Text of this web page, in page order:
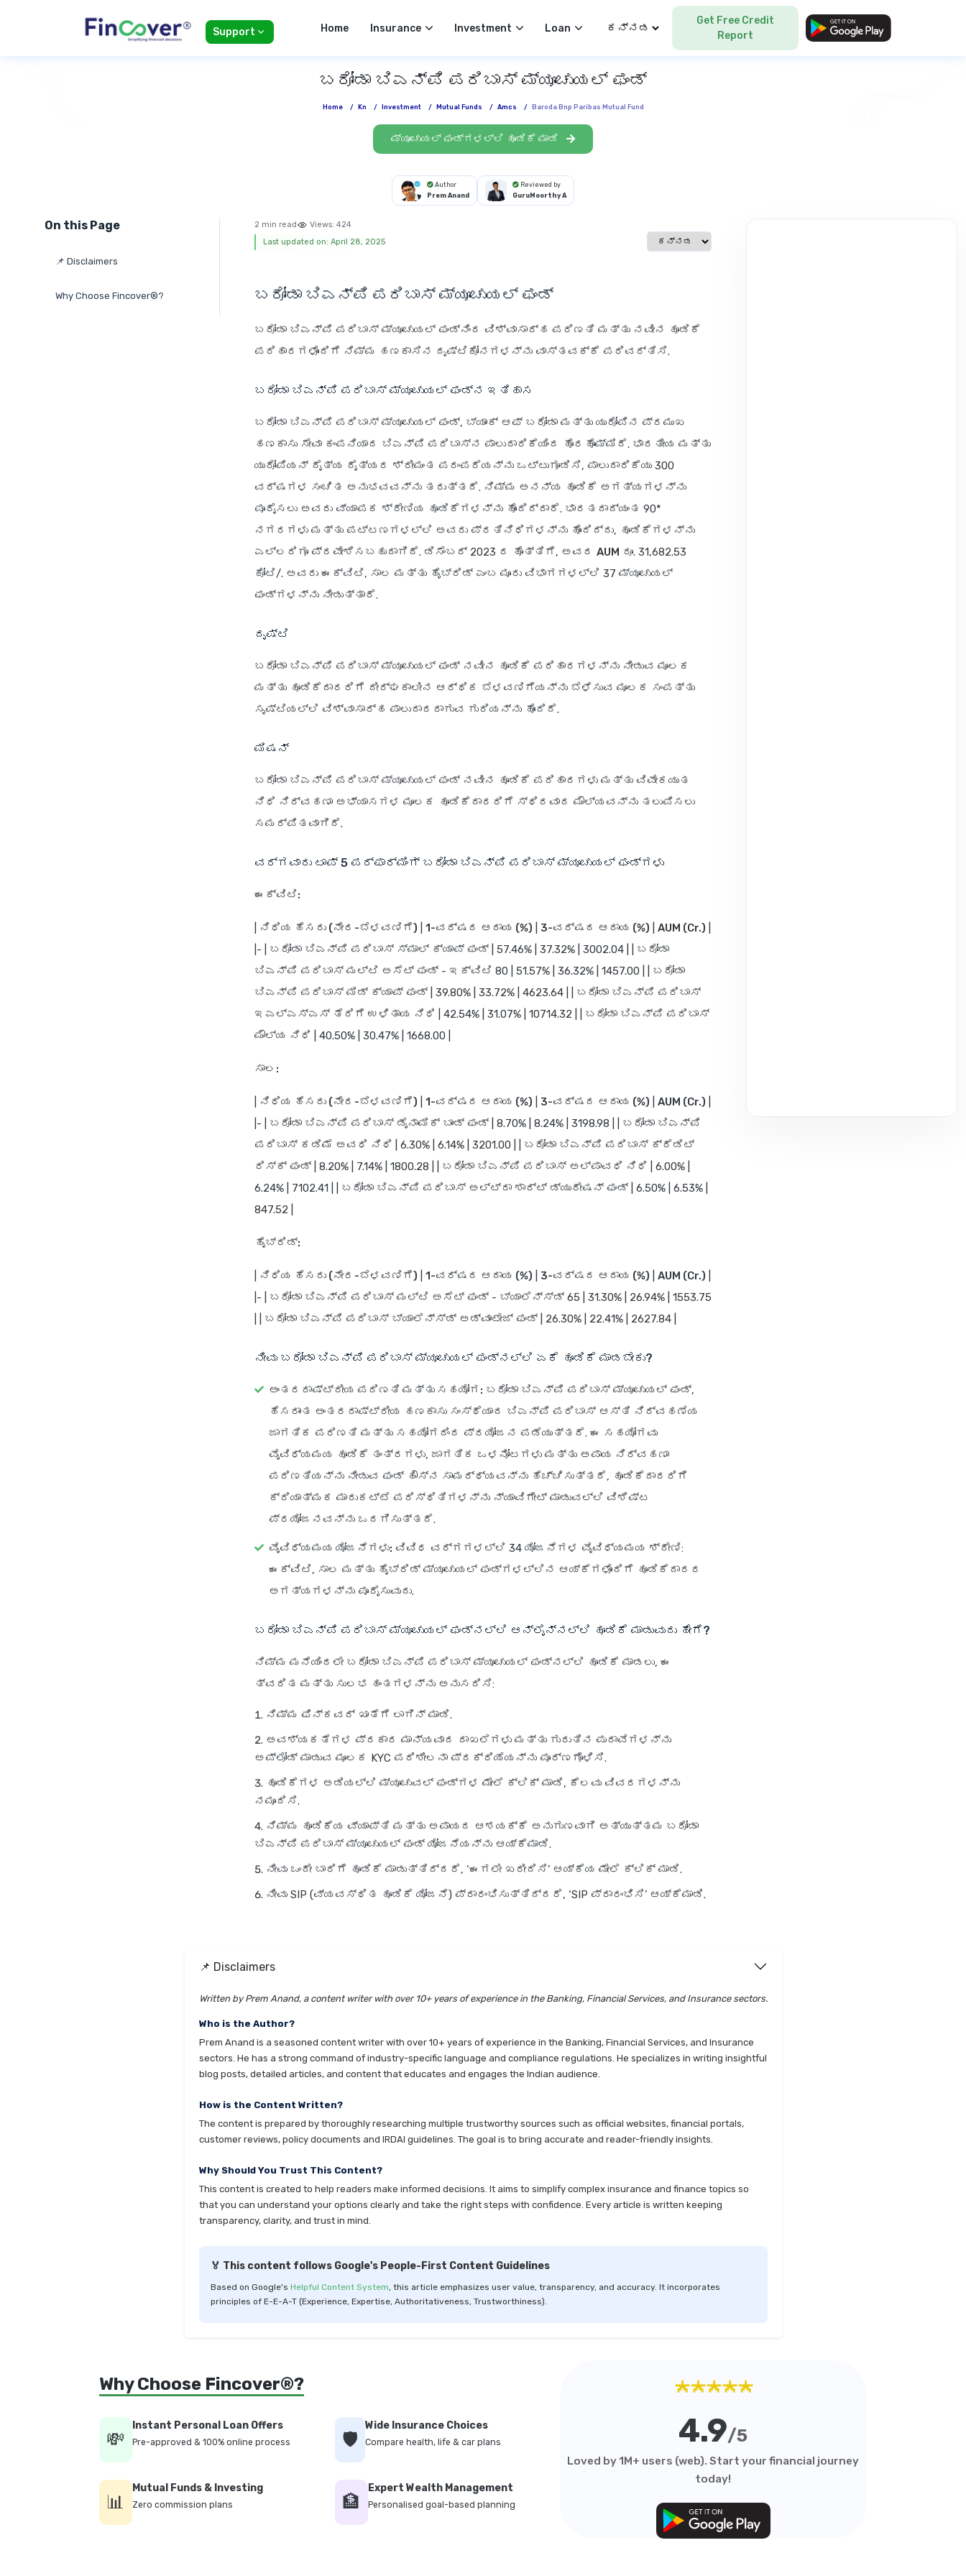
Support Home Insurance Investment Loan Select Language
Get Free Credit
Report
ಬರೋಡಾ ಬಿಎನ್‌ಪಿ ಪರಿಬಾಸ್ ಮ್ಯೂಚುಯಲ್ ಫಂಡ್
Home / Kn / Investment / Mutual Funds / Amcs / Baroda Bnp Paribas Mutual Fund
ಮ್ಯೂಚುಯಲ್ ಫಂಡ್‌ಗಳಲ್ಲಿ ಹೂಡಿಕೆ ಮಾಡಿ
Author
Prem Anand
Reviewed by
GuruMoorthy A
On this Page
📌 Disclaimers
Why Choose Fincover®?
2 min read Views: 424
Last updated on: April 28, 2025
Select language
ಬರೋಡಾ ಬಿಎನ್‌ಪಿ ಪರಿಬಾಸ್ ಮ್ಯೂಚುಯಲ್ ಫಂಡ್
ಬರೋಡಾ ಬಿಎನ್‌ಪಿ ಪರಿಬಾಸ್ ಮ್ಯೂಚುಯಲ್ ಫಂಡ್‌ನಿಂದ ವಿಶ್ವಾಸಾರ್ಹ ಪರಿಣತಿ ಮತ್ತು ನವೀನ ಹೂಡಿಕೆ
ಪರಿಹಾರಗಳೊಂದಿಗೆ ನಿಮ್ಮ ಹಣಕಾಸಿನ ದೃಷ್ಟಿಕೋನಗಳನ್ನು ವಾಸ್ತವಕ್ಕೆ ಪರಿವರ್ತಿಸಿ.
ಬರೋಡಾ ಬಿಎನ್‌ಪಿ ಪರಿಬಾಸ್ ಮ್ಯೂಚುಯಲ್ ಫಂಡ್‌ನ ಇತಿಹಾಸ
ಬರೋಡಾ ಬಿಎನ್‌ಪಿ ಪರಿಬಾಸ್ ಮ್ಯೂಚುಯಲ್ ಫಂಡ್, ಬ್ಯಾಂಕ್ ಆಫ್ ಬರೋಡಾ ಮತ್ತು ಯುರೋಪಿನ ಪ್ರಮುಖ
ಹಣಕಾಸು ಸೇವಾ ಕಂಪನಿಯಾದ ಬಿಎನ್‌ಪಿ ಪರಿಬಾಸ್‌ನ ಪಾಲುದಾರಿಕೆಯಿಂದ ಹೊರಹೊಮ್ಮಿದೆ. ಭಾರತೀಯ ಮತ್ತು
ಯುರೋಪಿಯನ್ ದೈತ್ಯ ದೈತ್ಯರ ಶ್ರೀಮಂತ ಪರಂಪರೆಯನ್ನು ಒಟ್ಟುಗೂಡಿಸಿ, ಪಾಲುದಾರಿಕೆಯು 300
ವರ್ಷಗಳ ಸಂಚಿತ ಅನುಭವವನ್ನು ತರುತ್ತದೆ. ನಿಮ್ಮ ಅನನ್ಯ ಹೂಡಿಕೆ ಅಗತ್ಯಗಳನ್ನು
ಪೂರೈಸಲು ಅವರು ವ್ಯಾಪಕ ಶ್ರೇಣಿಯ ಹೂಡಿಕೆಗಳನ್ನು ಹೊಂದಿದ್ದಾರೆ. ಭಾರತದಾದ್ಯಂತ 90*
ನಗರಗಳು ಮತ್ತು ಪಟ್ಟಣಗಳಲ್ಲಿ ಅವರು ಪ್ರತಿನಿಧಿಗಳನ್ನು ಹೊಂದಿದ್ದು, ಹೂಡಿಕೆಗಳನ್ನು
ಎಲ್ಲರಿಗೂ ಪ್ರವೇಶಿಸಬಹುದಾಗಿದೆ. ಡಿಸೆಂಬರ್ 2023 ರ ಹೊತ್ತಿಗೆ, ಅವರ AUM ರೂ. 31,682.53
ಕೋಟಿ/. ಅವರು ಈಕ್ವಿಟಿ, ಸಾಲ ಮತ್ತು ಹೈಬ್ರಿಡ್ ಎಂಬ ಮೂರು ವಿಭಾಗಗಳಲ್ಲಿ 37 ಮ್ಯೂಚುಯಲ್
ಫಂಡ್‌ಗಳನ್ನು ನೀಡುತ್ತಾರೆ.
ದೃಷ್ಟಿ
ಬರೋಡಾ ಬಿಎನ್‌ಪಿ ಪರಿಬಾಸ್ ಮ್ಯೂಚುಯಲ್ ಫಂಡ್ ನವೀನ ಹೂಡಿಕೆ ಪರಿಹಾರಗಳನ್ನು ನೀಡುವ ಮೂಲಕ
ಮತ್ತು ಹೂಡಿಕೆದಾರರಿಗೆ ದೀರ್ಘಕಾಲೀನ ಆರ್ಥಿಕ ಬೆಳವಣಿಗೆಯನ್ನು ಬೆಳೆಸುವ ಮೂಲಕ ಸಂಪತ್ತು
ಸೃಷ್ಟಿಯಲ್ಲಿ ವಿಶ್ವಾಸಾರ್ಹ ಪಾಲುದಾರರಾಗುವ ಗುರಿಯನ್ನು ಹೊಂದಿದೆ.
ಮಿಷನ್
ಬರೋಡಾ ಬಿಎನ್‌ಪಿ ಪರಿಬಾಸ್ ಮ್ಯೂಚುಯಲ್ ಫಂಡ್ ನವೀನ ಹೂಡಿಕೆ ಪರಿಹಾರಗಳು ಮತ್ತು ವಿವೇಕಯುತ
ನಿಧಿ ನಿರ್ವಹಣಾ ಅಭ್ಯಾಸಗಳ ಮೂಲಕ ಹೂಡಿಕೆದಾರರಿಗೆ ಸ್ಥಿರವಾದ ಮೌಲ್ಯವನ್ನು ತಲುಪಿಸಲು
ಸಮರ್ಪಿತವಾಗಿದೆ.
ವರ್ಗವಾರು ಟಾಪ್ 5 ಪರ್ಫಾರ್ಮಿಂಗ್ ಬರೋಡಾ ಬಿಎನ್‌ಪಿ ಪರಿಬಾಸ್ ಮ್ಯೂಚುಯಲ್ ಫಂಡ್‌ಗಳು
ಈಕ್ವಿಟಿ:
ನಿಧಿಯ ಹೆಸರು (ನೇರ-ಬೆಳವಣಿಗೆ) 1-ವರ್ಷದ ಆದಾಯ (%) 3-ವರ್ಷದ ಆದಾಯ (%) AUM (Cr.)
|- | ಬರೋಡಾ ಬಿಎನ್‌ಪಿ ಪರಿಬಾಸ್ ಸ್ಮಾಲ್ ಕ್ಯಾಪ್ ಫಂಡ್ | 57.46% | 37.32% | 3002.04 | | ಬರೋಡಾ
ಬಿಎನ್‌ಪಿ ಪರಿಬಾಸ್ ಮಲ್ಟಿ ಅಸೆಟ್ ಫಂಡ್ - ಇಕ್ವಿಟಿ 80 | 51.57% | 36.32% | 1457.00 | | ಬರೋಡಾ
ಬಿಎನ್‌ಪಿ ಪರಿಬಾಸ್ ಮಿಡ್ ಕ್ಯಾಪ್ ಫಂಡ್ | 39.80% | 33.72% | 4623.64 | | ಬರೋಡಾ ಬಿಎನ್‌ಪಿ ಪರಿಬಾಸ್
ಇಎಲ್‌ಎಸ್‌ಎಸ್ ತೆರಿಗೆ ಉಳಿತಾಯ ನಿಧಿ | 42.54% | 31.07% | 10714.32 | | ಬರೋಡಾ ಬಿಎನ್‌ಪಿ ಪರಿಬಾಸ್
ಮೌಲ್ಯ ನಿಧಿ | 40.50% | 30.47% | 1668.00 |
ಸಾಲ:
ನಿಧಿಯ ಹೆಸರು (ನೇರ-ಬೆಳವಣಿಗೆ) 1-ವರ್ಷದ ಆದಾಯ (%) 3-ವರ್ಷದ ಆದಾಯ (%) AUM (Cr.)
|- | ಬರೋಡಾ ಬಿಎನ್‌ಪಿ ಪರಿಬಾಸ್ ಡೈನಾಮಿಕ್ ಬಾಂಡ್ ಫಂಡ್ | 8.70% | 8.24% | 3198.98 | | ಬರೋಡಾ ಬಿಎನ್‌ಪಿ
ಪರಿಬಾಸ್ ಕಡಿಮೆ ಅವಧಿ ನಿಧಿ | 6.30% | 6.14% | 3201.00 | | ಬರೋಡಾ ಬಿಎನ್‌ಪಿ ಪರಿಬಾಸ್ ಕ್ರೆಡಿಟ್
ರಿಸ್ಕ್ ಫಂಡ್ | 8.20% | 7.14% | 1800.28 | | ಬರೋಡಾ ಬಿಎನ್‌ಪಿ ಪರಿಬಾಸ್ ಅಲ್ಪಾವಧಿ ನಿಧಿ | 6.00% |
6.24% | 7102.41 | | ಬರೋಡಾ ಬಿಎನ್‌ಪಿ ಪರಿಬಾಸ್ ಅಲ್ಟ್ರಾ ಶಾರ್ಟ್ ಡ್ಯುರೇಷನ್ ಫಂಡ್ | 6.50% | 6.53% |
847.52 |
ಹೈಬ್ರಿಡ್:
ನಿಧಿಯ ಹೆಸರು (ನೇರ-ಬೆಳವಣಿಗೆ) 1-ವರ್ಷದ ಆದಾಯ (%) 3-ವರ್ಷದ ಆದಾಯ (%) AUM (Cr.)
|- | ಬರೋಡಾ ಬಿಎನ್‌ಪಿ ಪರಿಬಾಸ್ ಮಲ್ಟಿ ಅಸೆಟ್ ಫಂಡ್ - ಬ್ಯಾಲೆನ್ಸ್ಡ್ 65 | 31.30% | 26.94% | 1553.75
| | ಬರೋಡಾ ಬಿಎನ್‌ಪಿ ಪರಿಬಾಸ್ ಬ್ಯಾಲೆನ್ಸ್ಡ್ ಅಡ್ವಾಂಟೇಜ್ ಫಂಡ್ | 26.30% | 22.41% | 2627.84 |
ನೀವು ಬರೋಡಾ ಬಿಎನ್‌ಪಿ ಪರಿಬಾಸ್ ಮ್ಯೂಚುಯಲ್ ಫಂಡ್‌ನಲ್ಲಿ ಏಕೆ ಹೂಡಿಕೆ ಮಾಡಬೇಕು?
ಅಂತರರಾಷ್ಟ್ರೀಯ ಪರಿಣತಿ ಮತ್ತು ಸಹಯೋಗ: ಬರೋಡಾ ಬಿಎನ್‌ಪಿ ಪರಿಬಾಸ್ ಮ್ಯೂಚುಯಲ್ ಫಂಡ್,
ಹೆಸರಾಂತ ಅಂತರರಾಷ್ಟ್ರೀಯ ಹಣಕಾಸು ಸಂಸ್ಥೆಯಾದ ಬಿಎನ್‌ಪಿ ಪರಿಬಾಸ್ ಆಸ್ತಿ ನಿರ್ವಹಣೆಯ
ಜಾಗತಿಕ ಪರಿಣತಿ ಮತ್ತು ಸಹಯೋಗದಿಂದ ಪ್ರಯೋಜನ ಪಡೆಯುತ್ತದೆ. ಈ ಸಹಯೋಗವು
ವೈವಿಧ್ಯಮಯ ಹೂಡಿಕೆ ತಂತ್ರಗಳು, ಜಾಗತಿಕ ಒಳನೋಟಗಳು ಮತ್ತು ಅಪಾಯ ನಿರ್ವಹಣಾ
ಪರಿಣತಿಯನ್ನು ನೀಡುವ ಫಂಡ್ ಹೌಸ್‌ನ ಸಾಮರ್ಥ್ಯವನ್ನು ಹೆಚ್ಚಿಸುತ್ತದೆ, ಹೂಡಿಕೆದಾರರಿಗೆ
ಕ್ರಿಯಾತ್ಮಕ ಮಾರುಕಟ್ಟೆ ಪರಿಸ್ಥಿತಿಗಳನ್ನು ನ್ಯಾವಿಗೇಟ್ ಮಾಡುವಲ್ಲಿ ವಿಶಿಷ್ಟ
ಪ್ರಯೋಜನವನ್ನು ಒದಗಿಸುತ್ತದೆ.
ವೈವಿಧ್ಯಮಯ ಯೋಜನೆಗಳು: ವಿವಿಧ ವರ್ಗಗಳಲ್ಲಿ 34 ಯೋಜನೆಗಳ ವೈವಿಧ್ಯಮಯ ಶ್ರೇಣಿ:
ಈಕ್ವಿಟಿ, ಸಾಲ ಮತ್ತು ಹೈಬ್ರಿಡ್ ಮ್ಯೂಚುಯಲ್ ಫಂಡ್‌ಗಳಲ್ಲಿನ ಆಯ್ಕೆಗಳೊಂದಿಗೆ ಹೂಡಿಕೆದಾರರ
ಅಗತ್ಯಗಳನ್ನು ಪೂರೈಸುವುದು.
ಬರೋಡಾ ಬಿಎನ್‌ಪಿ ಪರಿಬಾಸ್ ಮ್ಯೂಚುಯಲ್ ಫಂಡ್‌ನಲ್ಲಿ ಆನ್‌ಲೈನ್‌ನಲ್ಲಿ ಹೂಡಿಕೆ ಮಾಡುವುದು ಹೇಗೆ?
ನಿಮ್ಮ ಮನೆಯಿಂದಲೇ ಬರೋಡಾ ಬಿಎನ್‌ಪಿ ಪರಿಬಾಸ್ ಮ್ಯೂಚುಯಲ್ ಫಂಡ್‌ನಲ್ಲಿ ಹೂಡಿಕೆ ಮಾಡಲು, ಈ
ತ್ವರಿತ ಮತ್ತು ಸುಲಭ ಹಂತಗಳನ್ನು ಅನುಸರಿಸಿ:
ನಿಮ್ಮ ಫಿನ್‌ಕವರ್ ಖಾತೆಗೆ ಲಾಗಿನ್ ಮಾಡಿ.
ಅವಶ್ಯಕತೆಗಳ ಪ್ರಕಾರ ಮಾನ್ಯವಾದ ದಾಖಲೆಗಳು ಮತ್ತು ಗುರುತಿನ ಪುರಾವೆಗಳನ್ನು
ಅಪ್‌ಲೋಡ್ ಮಾಡುವ ಮೂಲಕ KYC ಪರಿಶೀಲನಾ ಪ್ರಕ್ರಿಯೆಯನ್ನು ಪೂರ್ಣಗೊಳಿಸಿ.
ಹೂಡಿಕೆಗಳ ಅಡಿಯಲ್ಲಿ ಮ್ಯೂಚುವಲ್ ಫಂಡ್‌ಗಳ ಮೇಲೆ ಕ್ಲಿಕ್ ಮಾಡಿ, ಕೆಲವು ವಿವರಗಳನ್ನು
ನಮೂದಿಸಿ.
ನಿಮ್ಮ ಹೂಡಿಕೆಯ ವ್ಯಾಪ್ತಿ ಮತ್ತು ಅಪಾಯದ ಆಶಯಕ್ಕೆ ಅನುಗುಣವಾಗಿ ಅತ್ಯುತ್ತಮ ಬರೋಡಾ
ಬಿಎನ್‌ಪಿ ಪರಿಬಾಸ್ ಮ್ಯೂಚುಯಲ್ ಫಂಡ್ ಯೋಜನೆಯನ್ನು ಆಯ್ಕೆಮಾಡಿ.
ನೀವು ಒಂದೇ ಬಾರಿಗೆ ಹೂಡಿಕೆ ಮಾಡುತ್ತಿದ್ದರೆ, ‘ಈಗಲೇ ಖರೀದಿಸಿ’ ಆಯ್ಕೆಯ ಮೇಲೆ ಕ್ಲಿಕ್ ಮಾಡಿ.
ನೀವು SIP (ವ್ಯವಸ್ಥಿತ ಹೂಡಿಕೆ ಯೋಜನೆ) ಪ್ರಾರಂಭಿಸುತ್ತಿದ್ದರೆ, ‘SIP ಪ್ರಾರಂಭಿಸಿ’ ಆಯ್ಕೆಮಾಡಿ.
📌 Disclaimers
Written by Prem Anand, a content writer with over 10+ years of experience in the Banking, Financial Services, and Insurance sectors.
Who is the Author?
Prem Anand is a seasoned content writer with over 10+ years of experience in the Banking, Financial Services, and Insurance
sectors. He has a strong command of industry-specific language and compliance regulations. He specializes in writing insightful
blog posts, detailed articles, and content that educates and engages the Indian audience.
How is the Content Written?
The content is prepared by thoroughly researching multiple trustworthy sources such as official websites, financial portals,
customer reviews, policy documents and IRDAI guidelines. The goal is to bring accurate and reader-friendly insights.
Why Should You Trust This Content?
This content is created to help readers make informed decisions. It aims to simplify complex insurance and finance topics so
that you can understand your options clearly and take the right steps with confidence. Every article is written keeping
transparency, clarity, and trust in mind.
🏅 This content follows Google's People-First Content Guidelines
Based on Google's Helpful Content System, this article emphasizes user value, transparency, and accuracy. It incorporates
principles of E-E-A-T (Experience, Expertise, Authoritativeness, Trustworthiness).
Why Choose Fincover®?
💸
Instant Personal Loan Offers
Pre-approved & 100% online process 🛡️
Wide Insurance Choices
Compare health, life & car plans
📊
Mutual Funds & Investing
Zero commission plans 🏦
Expert Wealth Management
Personalised goal-based planning
★★★★★
4.9/5
Loved by 1M+ users (web). Start your financial journey
today!